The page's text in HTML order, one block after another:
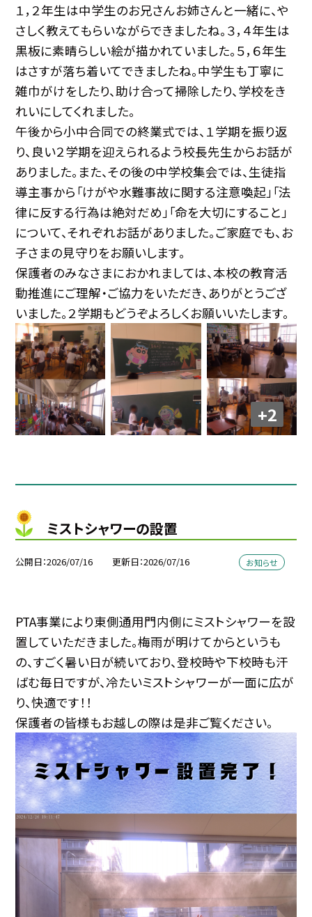
１，２年生は中学生のお兄さんお姉さんと一緒に、や
さしく教えてもらいながらできましたね。３，４年生は
黒板に素晴らしい絵が描かれていました。５，６年生
はさすが落ち着いてできましたね。中学生も丁寧に
雑巾がけをしたり、助け合って掃除したり、学校をき
れいにしてくれました。
午後から小中合同での終業式では、１学期を振り返
り、良い２学期を迎えられるよう校長先生からお話が
ありました。また、その後の中学校集会では、生徒指
導主事から「けがや水難事故に関する注意喚起」「法
律に反する行為は絶対だめ」「命を大切にすること」
について、それぞれお話がありました。ご家庭でも、お
子さまの見守りをお願いします。
保護者のみなさまにおかれましては、本校の教育活
動推進にご理解・ご協力をいただき、ありがとうござ
いました。２学期もどうぞよろしくお願いいたします。
+2
ミストシャワーの設置
公開日 2026/07/16 更新日 2026/07/16 お知らせ
PTA事業により東側通用門内側にミストシャワーを設
置していただきました。梅雨が明けてからというも
の、すごく暑い日が続いており、登校時や下校時も汗
ばむ毎日ですが、冷たいミストシャワーが一面に広が
り、快適です！！
保護者の皆様もお越しの際は是非ご覧ください。